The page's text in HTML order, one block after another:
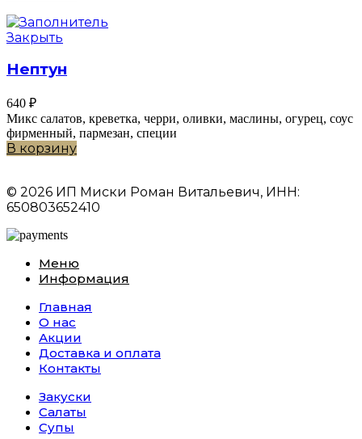
Закрыть
Нептун
640 ₽
Микс салатов, креветка, черри, оливки, маслины, огурец, соус
фирменный, пармезан, специи
В корзину
© 2026 ИП Миски Роман Витальевич, ИНН:
650803652410
Меню
Информация
Главная
О нас
Акции
Доставка и оплата
Контакты
Закуски
Салаты
Супы